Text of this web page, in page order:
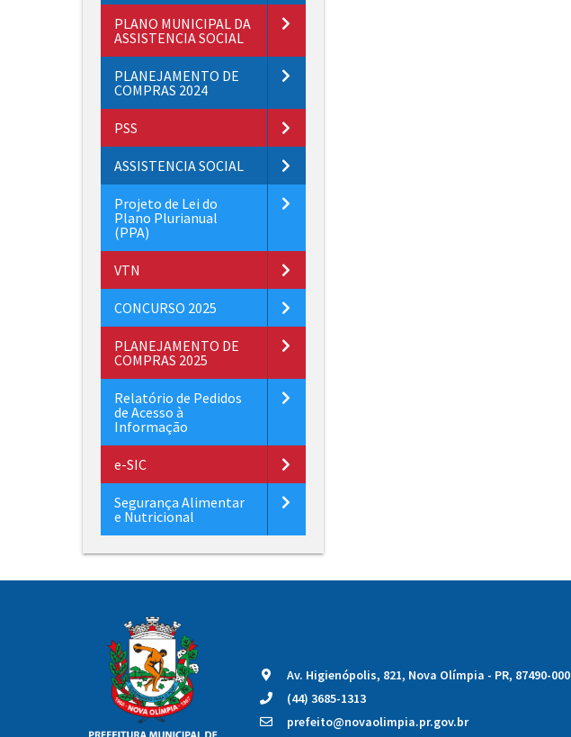
PLANO MUNICIPAL DA
ASSISTENCIA SOCIAL
PLANEJAMENTO DE
COMPRAS 2024
PSS
ASSISTENCIA SOCIAL
Projeto de Lei do
Plano Plurianual
(PPA)
VTN
CONCURSO 2025
PLANEJAMENTO DE
COMPRAS 2025
Relatório de Pedidos
de Acesso à
Informação
e-SIC
Segurança Alimentar
e Nutricional
Av. Higienópolis, 821, Nova Olímpia - PR, 87490-000
(44) 3685-1313
prefeito@novaolimpia.pr.gov.br